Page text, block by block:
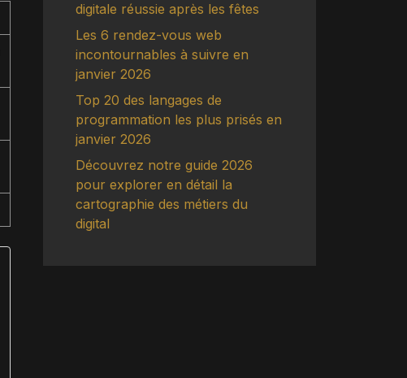
digitale réussie après les fêtes
Les 6 rendez-vous web
incontournables à suivre en
janvier 2026
Top 20 des langages de
programmation les plus prisés en
janvier 2026
Découvrez notre guide 2026
pour explorer en détail la
cartographie des métiers du
digital